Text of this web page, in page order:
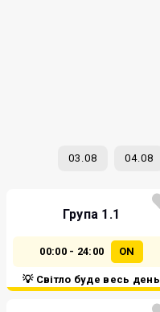
03.08 04.08
Група 1.1
00:00 - 24:00 ON
💡 Світло буде весь день